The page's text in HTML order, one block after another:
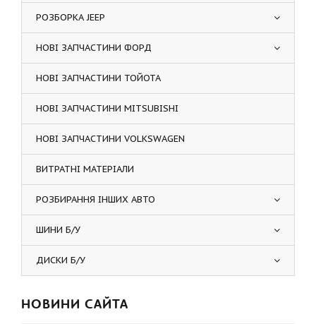
РОЗБОРКА JEEP
НОВІ ЗАПЧАСТИНИ ФОРД
НОВІ ЗАПЧАСТИНИ ТОЙОТА
НОВІ ЗАПЧАСТИНИ MITSUBISHI
НОВІ ЗАПЧАСТИНИ VOLKSWAGEN
ВИТРАТНІ МАТЕРІАЛИ
РОЗБИРАННЯ ІНШИХ АВТО
ШИНИ Б/У
ДИСКИ Б/У
НОВИНИ САЙТА